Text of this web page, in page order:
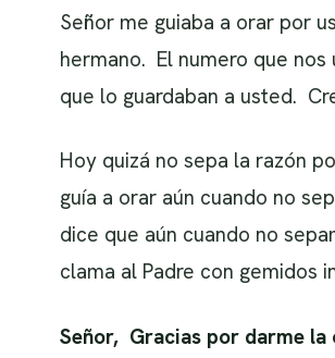
Señor me guiaba a orar por
hermano. El numero que
que lo guardaban a usted.
Hoy quizá no sepa la razón
guía a orar aún cuando no
dice que aún cuando no
clama al Padre con gemidos
Señor, Gracias por darme